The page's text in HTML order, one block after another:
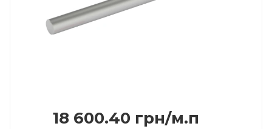
18 600.40 грн/м.п